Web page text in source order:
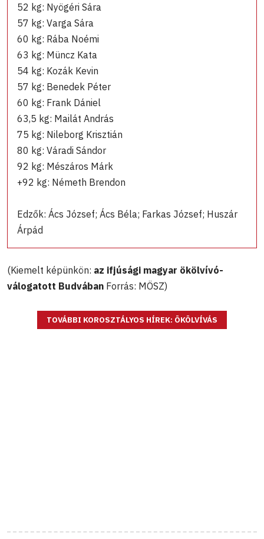
52 kg: Nyögéri Sára
57 kg: Varga Sára
60 kg: Rába Noémi
63 kg: Müncz Kata
54 kg: Kozák Kevin
57 kg: Benedek Péter
60 kg: Frank Dániel
63,5 kg: Mailát András
75 kg: Nileborg Krisztián
80 kg: Váradi Sándor
92 kg: Mészáros Márk
+92 kg: Németh Brendon
Edzők: Ács József; Ács Béla; Farkas József; Huszár
Árpád
(Kiemelt képünkön: az ifjúsági magyar ökölvívó-
válogatott Budvában Forrás: MÖSZ)
TOVÁBBI KOROSZTÁLYOS HÍREK: ÖKÖLVÍVÁS